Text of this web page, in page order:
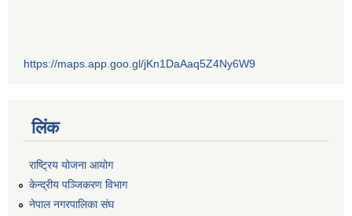
https://maps.app.goo.gl/jKn1DaAaq5Z4Ny6W9
लिंक
राष्ट्रिय योजना आयोग
केन्द्रीय पञ्जिकरण विभाग
नेपाल नगरपालिका संघ